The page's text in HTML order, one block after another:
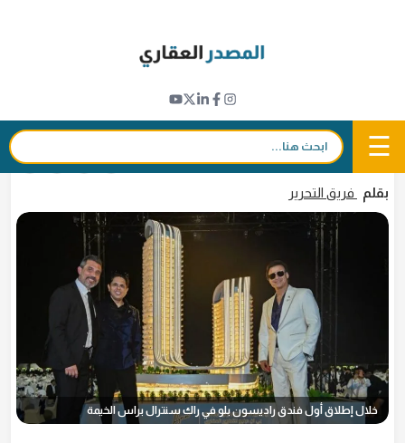
☰ بحث:
إطلاق أول مشروع سكني يحمل علامة
"راديسون بلو" الفندقية في رأس الخيمة
18 فبراير 2026 - 15:25 f
𝕏
in
بقلم فريق التحرير
خلال إطلاق أول فندق راديسون بلو في راك سنترال براس الخيمة